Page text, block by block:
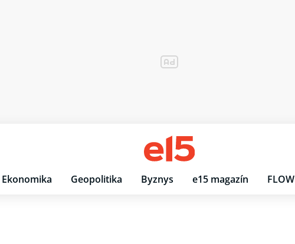
Ekonomika Geopolitika Byznys e15 magazín FLOW